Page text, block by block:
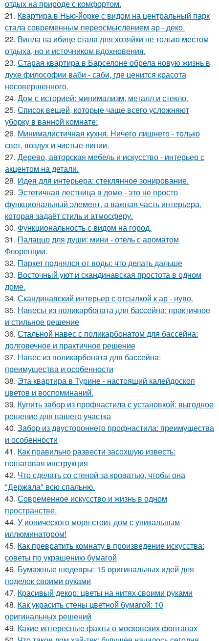
отдых на природе с комфортом.
21. Квартира в Нью-йорке с видом на центральный парк
стала современным переосмыслением ар - деко.
22. Вилла на ибице стала для хозяйки не только местом
отдыха, но и источником вдохновения.
23. Старая квартира в Барселоне обрела новую жизнь в
духе философии ваби - саби, где ценится красота
несовершенного.
24. Дом с историей: минимализм, металл и стекло.
25. Список вещей, которые чаще всего усложняют
уборку в ванной комнате:
26. Минималистичная кухня. Ничего лишнего - только
свет, воздух и чистые линии.
27. Дерево, авторская мебель и искусство - интерьер с
акцентом на детали.
28. Идея для интерьера: стеклянное зонирование.
29. Эстетичная лестница в доме - это не просто
функциональный элемент, а важная часть интерьера,
которая задаёт стиль и атмосферу.
30. Функциональность с видом на город.
31. Палаццо для души: мини - отель с ароматом
Флоренции.
32. Паркет поднялся от воды: что делать дальше
33. Восточный уют и скандинавская простота в одном
доме.
34. Скандинавский интерьер с отсылкой к ар - нуво.
35. Навесы из поликарбоната для бассейна: практичное
и стильное решение
36. Стальной навес с поликарбонатом для бассейна:
долговечное и практичное решение
37. Навес из поликарбоната для бассейна:
преимущества и особенности
38. Эта квартира в Турине - настоящий калейдоскоп
цветов и воспоминаний.
39. Купить забор из профнастила с установкой: выгодное
решение для вашего участка
40. Забор из двустороннего профнастила: преимущества
и особенности
41. Как правильно развести засохшую известь:
пошаговая инструкция
42. Что сделать со стеной за кроватью, чтобы она
"Держала" всю спальню.
43. Современное искусство и жизнь в одном
пространстве.
44. У ионического моря стоит дом с уникальным
иллюминатором!
45. Как превратить комнату в произведение искусства:
советы по украшению бумагой
46. Бумажные шедевры: 15 оригинальных идей для
поделок своими руками
47. Красивый декор: цветы на нитях своими руками
48. Как украсить стены цветной бумагой: 10
оригинальных решений
49. Какие интересные факты о московских фонтанах